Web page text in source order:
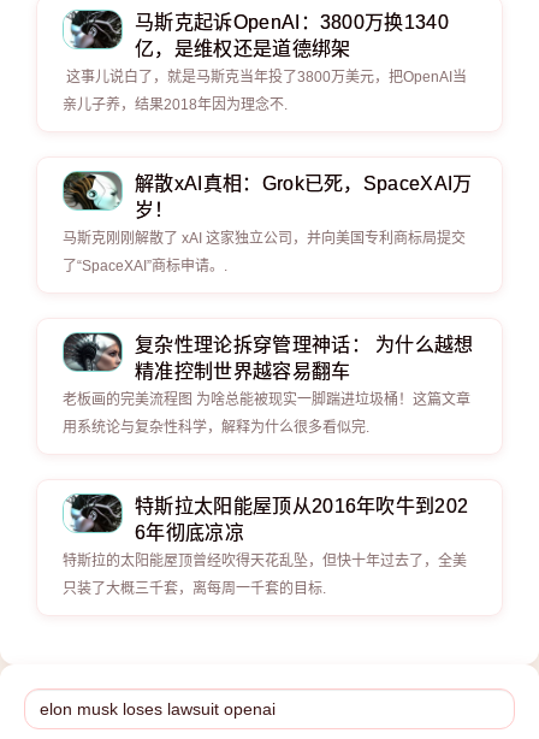
马斯克起诉OpenAI：3800万换1340
亿，是维权还是道德绑架
这事儿说白了，就是马斯克当年投了3800万美元，把OpenAI当
亲儿子养，结果2018年因为理念不.
解散xAI真相：Grok已死，SpaceXAI万
岁！
马斯克刚刚解散了 xAI 这家独立公司，并向美国专利商标局提交
了“SpaceXAI”商标申请。.
复杂性理论拆穿管理神话： 为什么越想
精准控制世界越容易翻车
老板画的完美流程图 为啥总能被现实一脚踹进垃圾桶！这篇文章
用系统论与复杂性科学，解释为什么很多看似完.
特斯拉太阳能屋顶从2016年吹牛到202
6年彻底凉凉
特斯拉的太阳能屋顶曾经吹得天花乱坠，但快十年过去了，全美
只装了大概三千套，离每周一千套的目标.